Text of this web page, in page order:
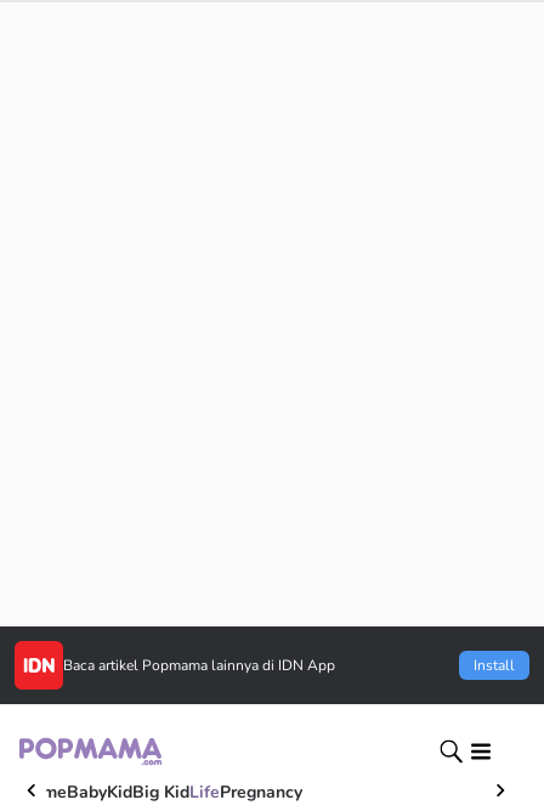
Baca artikel Popmama lainnya di IDN App Install
HomeBabyKidBig KidLifePregnancy